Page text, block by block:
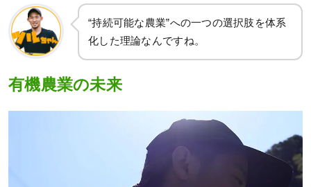
“持続可能な農業”への一つの選択肢を体系
化した理論なんですね。
有機農業の未来